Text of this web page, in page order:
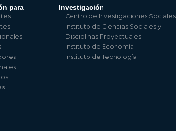
para Investigación
Centro de Investigaciones Sociales
Instituto de Ciencias Sociales y
Disciplinas Proyectuales
Instituto de Economía
Instituto de Tecnología